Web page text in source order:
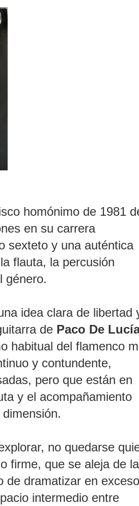
homónimo de 1981
en su carrera
sexteto y una auténtica
flauta, la percusión
género.
idea clara de libertad
de Paco De
habitual del flamenco
y contundente,
pero que están en
y el acompañamiento
no quedarse
firme, que se aleja de la
de dramatizar en
intermedio entre